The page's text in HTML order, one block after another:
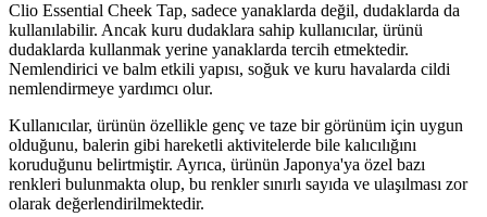
Clio Essential Cheek Tap, sadece yanaklarda değil, dudaklarda da
kullanılabilir. Ancak kuru dudaklara sahip kullanıcılar, ürünü
dudaklarda kullanmak yerine yanaklarda tercih etmektedir.
Nemlendirici ve balm etkili yapısı, soğuk ve kuru havalarda cildi
nemlendirmeye yardımcı olur.
Kullanıcılar, ürünün özellikle genç ve taze bir görünüm için uygun
olduğunu, balerin gibi hareketli aktivitelerde bile kalıcılığını
koruduğunu belirtmiştir. Ayrıca, ürünün Japonya'ya özel bazı
renkleri bulunmakta olup, bu renkler sınırlı sayıda ve ulaşılması zor
olarak değerlendirilmektedir.